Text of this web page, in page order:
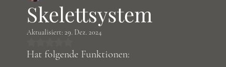
Erkrankungen Rezepte
Skelettsystem
Aktualisiert: 29. Dez. 2024
Hat folgende Funktionen: